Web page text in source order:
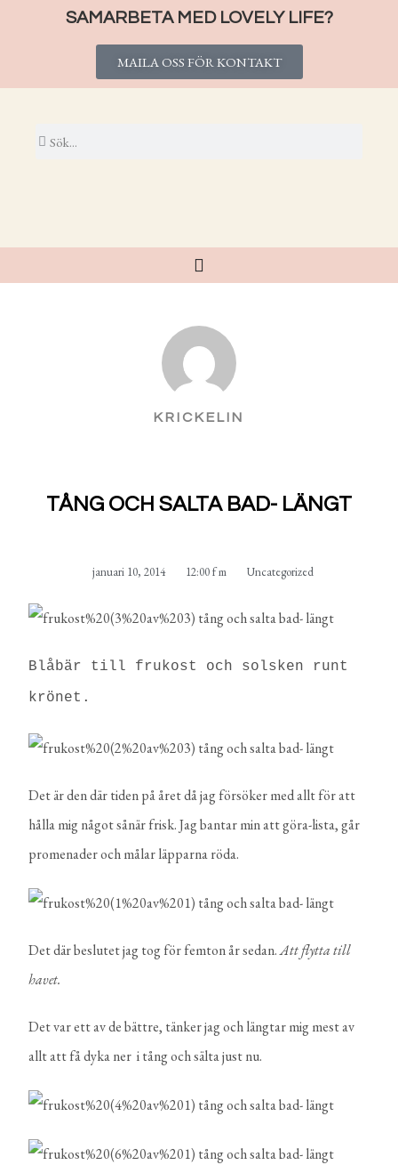
SAMARBETA MED LOVELY LIFE?
MAILA OSS FÖR KONTAKT
KRICKELIN
TÅNG OCH SALTA BAD- LÄNGT
januari 10, 2014 12:00 f m Uncategorized
Blåbär till frukost och solsken runt
krönet.
Det är den där tiden på året då jag försöker med allt för att
hålla mig något sånär frisk. Jag bantar min att göra-lista, går
promenader och målar läpparna röda.
Det där beslutet jag tog för femton år sedan.Att flytta till
havet.
Det var ett av de bättre, tänker jag och längtar mig mest av
allt att få dyka ner i tång och sälta just nu.